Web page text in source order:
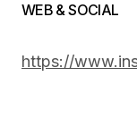
WEB & SOCIAL
https://